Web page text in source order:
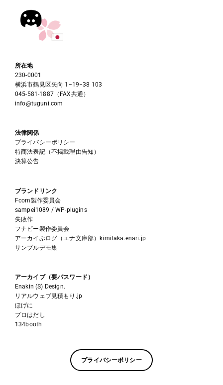
所在地
230-0001
横浜市鶴見区矢向 1−19−38 103
045-581-1887（FAX共通）
info@tuguni.com
法律関係
プライバシーポリシー
特商法表記（不掲載理由告知）
決算公告
ブランドリンク
Fcom製作委員会
sampei1089 / WP-plugins
失敗作
フナピー製作委員会
アーカイぶログ（エナ文庫部）kimitaka.enari.jp
サンプルデモ集
アーカイブ（要パスワード）
Enakin (S) Design.
リアルウェブ見積もり.jp
ほげに
プロはだし
134booth
プライバシーポリシー